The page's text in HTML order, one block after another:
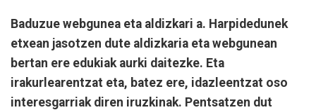
Baduzue webgunea eta aldizkari a. Harpidedunek
etxean jasotzen dute aldizkaria eta webgunean
bertan ere edukiak aurki daitezke. Eta
irakurlearentzat eta, batez ere, idazleentzat oso
interesgarriak diren iruzkinak. Pentsatzen dut